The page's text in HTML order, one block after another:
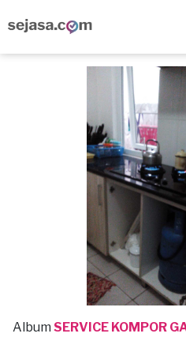
Album SERVICE KOMPOR